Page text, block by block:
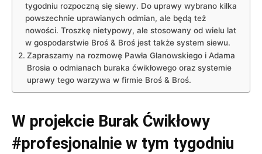
tygodniu rozpoczną się siewy. Do uprawy wybrano kilka
powszechnie uprawianych odmian, ale będą też
nowości. Troszkę nietypowy, ale stosowany od wielu lat
w gospodarstwie Broś & Broś jest także system siewu.
Zapraszamy na rozmowę Pawła Glanowskiego i Adama
Brosia o odmianach buraka ćwikłowego oraz systemie
uprawy tego warzywa w firmie Broś & Broś.
W projekcie Burak Ćwikłowy
#profesjonalnie w tym tygodniu